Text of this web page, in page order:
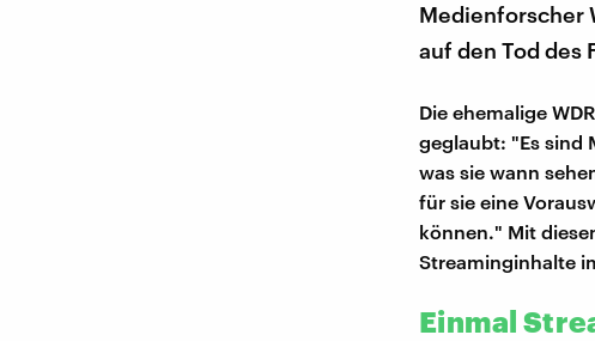
Medienforscher
auf den Tod des
Die ehemalige
geglaubt: "Es sind
was sie wann
für sie eine
können." Mit
Streaminginhalte
Einmal